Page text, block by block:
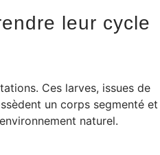
leur cycle
Ces larves, issues de
un corps segmenté et
naturel.